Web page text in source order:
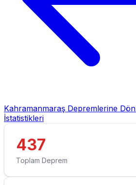
Kahramanmaraş Depremlerine Dön
İstatistikleri
437
Toplam Deprem